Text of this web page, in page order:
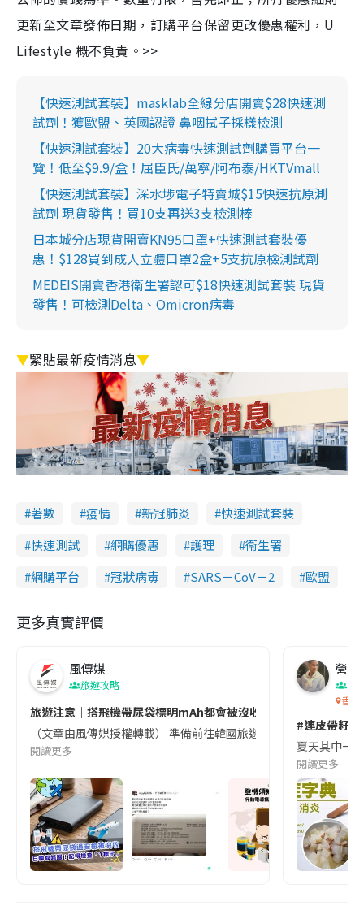
更新至文章發佈日期，訂購平台保留更改優惠權利，U
Lifestyle 概不負責。>>
【快速測試套裝】masklab全線分店開賣$28快速測
試劑！獲歐盟、英國認證 鼻咽拭子採樣檢測
【快速測試套裝】20大病毒快速測試劑購買平台一
覽！低至$9.9/盒！屈臣氏/萬寧/阿布泰/HKTVmall
【快速測試套裝】深水埗電子特賣城$15快速抗原測
試劑 現貨發售！買10支再送3支檢測棒
日本城分店現貨開賣KN95口罩+快速測試套裝優
惠！$128買到成人立體口罩2盒+5支抗原檢測試劑
MEDEIS開賣香港衛生署認可$18快速測試套裝 現貨
發售！可檢測Delta、Omicron病毒
▼緊貼最新疫情消息▼
著數 疫情 新冠肺炎
快速測試套裝
快速測試
網購優惠 護理
衞生署
網購平台
冠狀病毒 SARS－CoV－2 歐盟
更多真實評價
風傳媒
旅遊攻略
旅遊注意｜搭飛機帶尿袋標明mAh都會被沒收😱出發前切記檢查
（文章由風傳媒授權轉載） 準備前往韓國旅遊的民眾，近期要
閱讀更多
營養
香港
#連皮帶籽
夏天其中一
閱讀更多